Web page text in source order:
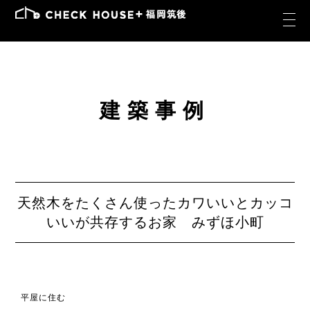
建築事例
天然木をたくさん使ったカワいいとカッコ
いいが共存するお家 みずほ小町
平屋に住む